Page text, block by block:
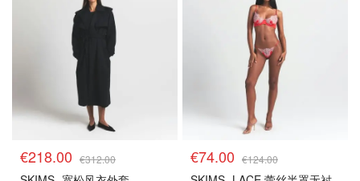
€218.00 €312.00 €74.00 €124.00